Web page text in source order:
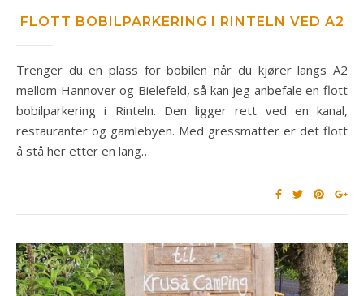
FLOTT BOBILPARKERING I RINTELN VED A2
Trenger du en plass for bobilen når du kjører langs A2
mellom Hannover og Bielefeld, så kan jeg anbefale en flott
bobilparkering i Rinteln. Den ligger rett ved en kanal,
restauranter og gamlebyen. Med gressmatter er det flott
å stå her etter en lang…